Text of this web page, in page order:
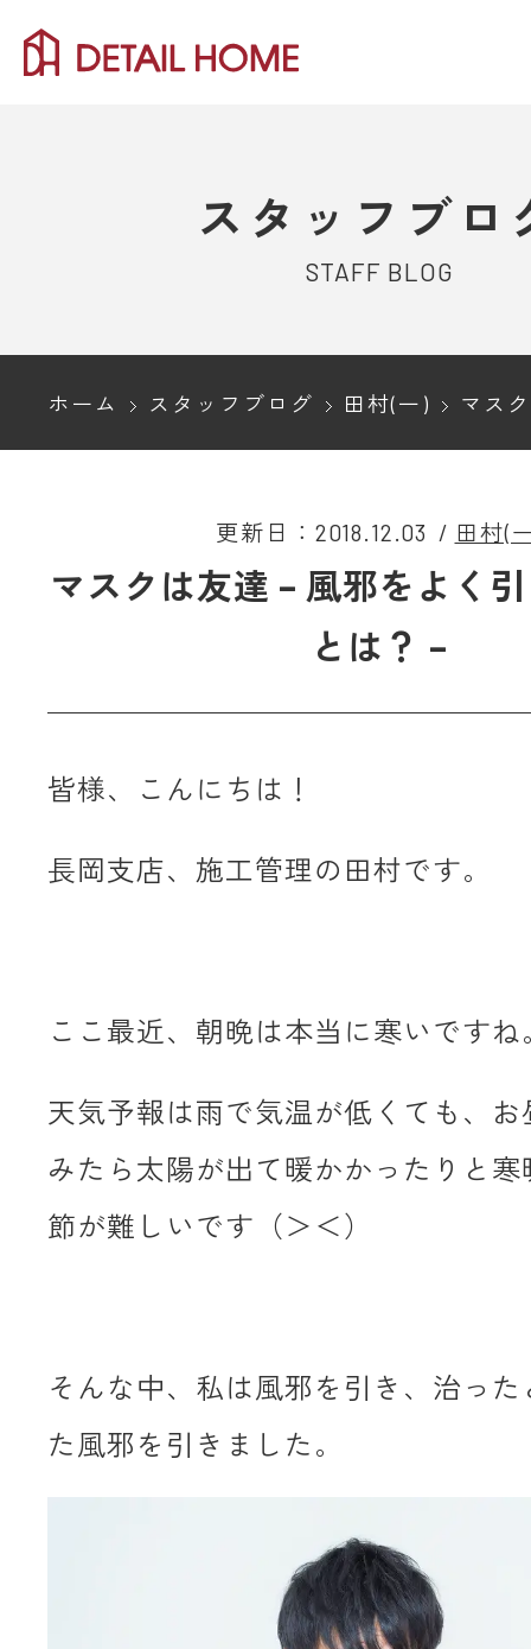
スタッフブロ
STAFF BLOG
ホーム スタッフブログ 田村(一) マスクは友達
更新日：2018.12.03 / 田村(
マスクは友達 – 風邪をよく
とは？ –
皆様、こんにちは！
長岡支店、施工管理の田村です。
ここ最近、朝晩は本当に寒いですね
天気予報は雨で気温が低くても、
みたら太陽が出て暖かかったりと
節が難しいです（＞＜）
そんな中、私は風邪を引き、治っ
た風邪を引きました。